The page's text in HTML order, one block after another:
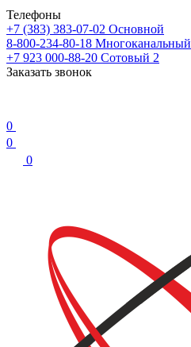
Телефоны
+7 (383) 383-07-02 Основной
8-800-234-80-18 Многоканальный
+7 923 000-88-20 Сотовый 2
Заказать звонок
0
0
0